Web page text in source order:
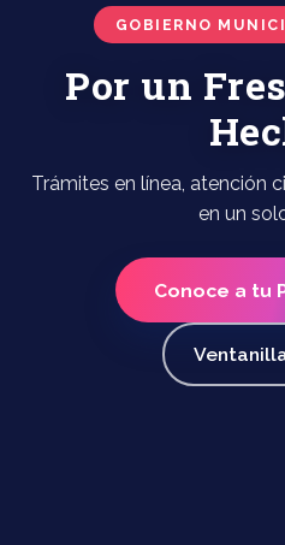
GOBIERNO
Por un
Trámites en línea, atención
en un
Conoce a tu